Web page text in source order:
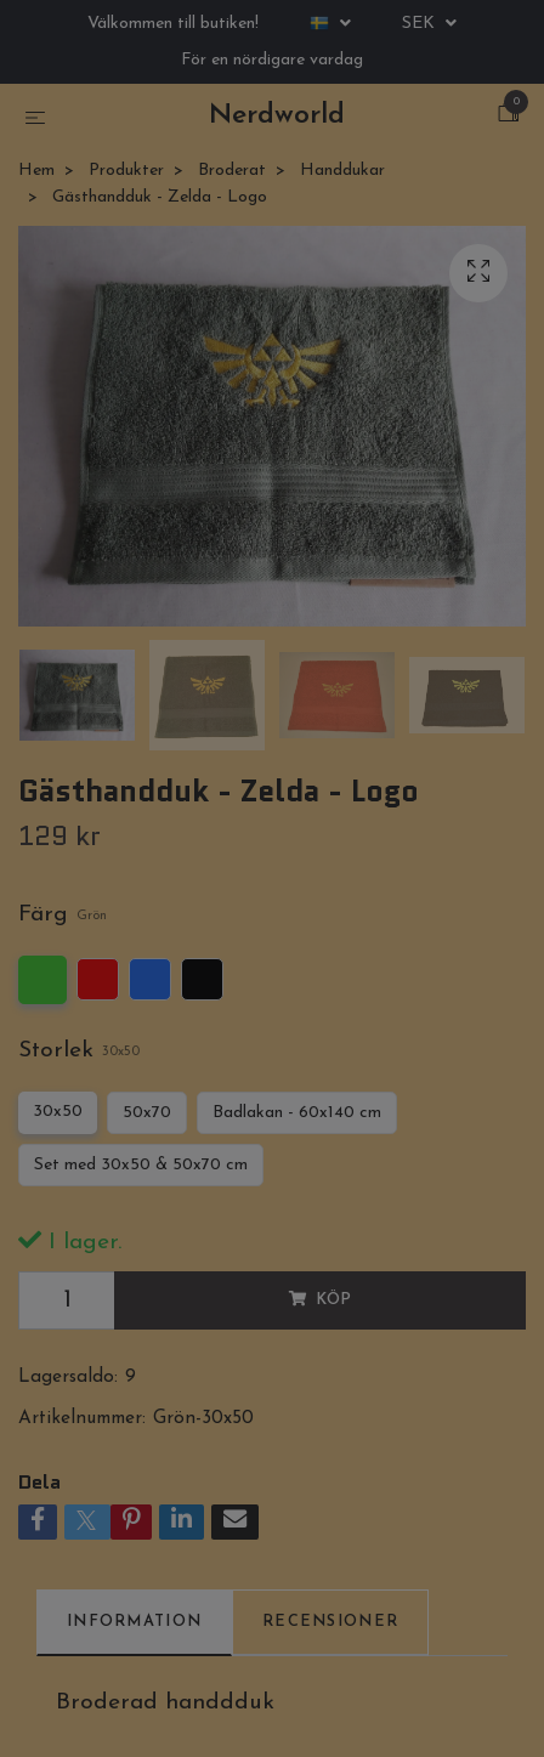
Välkommen till butiken!
SEK
För en nördigare vardag
Nerdworld
0
Hem Produkter Broderat
Handdukar
Gästhandduk - Zelda - Logo
Gästhandduk - Zelda - Logo
129 kr
Färg Grön
Storlek 30x50
30x50 50x70 Badlakan - 60x140 cm
Set med 30x50 & 50x70 cm
I lager.
KÖP
Lagersaldo: 9
Artikelnummer: Grön-30x50
Dela
INFORMATION RECENSIONER
Broderad handdduk